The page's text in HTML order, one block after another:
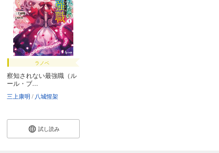
ラノベ
察知されない最強職（ル
ール・ブ...
三上康明 八城惺架
試し読み